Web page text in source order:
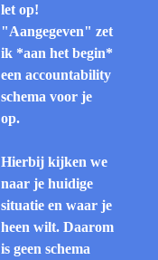
let op!
"Aangegeven" zet
ik *aan het begin*
een accountability
schema voor je
op.
Hierbij kijken we
naar je huidige
situatie en waar je
heen wilt. Daarom
is geen schema